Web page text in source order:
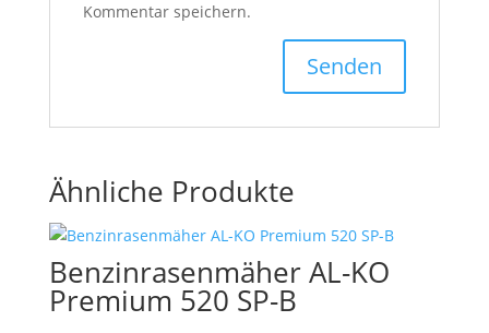
Kommentar speichern.
Ähnliche Produkte
Benzinrasenmäher AL-KO
Premium 520 SP-B